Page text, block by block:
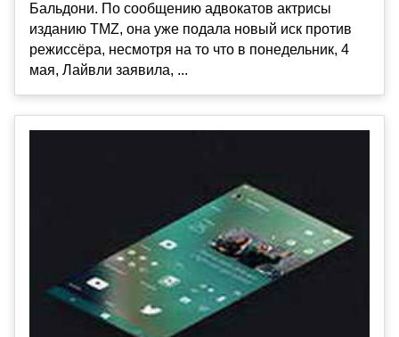
Бальдони. По сообщению адвокатов актрисы
изданию TMZ, она уже подала новый иск против
режиссёра, несмотря на то что в понедельник, 4
мая, Лайвли заявила, ...